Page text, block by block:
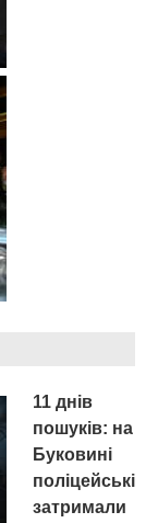
11 днів
пошуків: на
Буковині
поліцейські
затримали